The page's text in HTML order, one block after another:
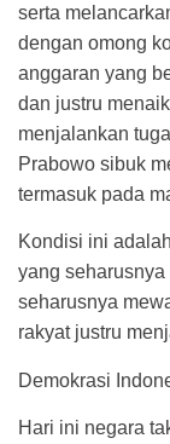
serta
dengan omong
anggaran yang
dan justru
menjalankan
Prabowo sibuk
termasuk pada
Kondisi ini
yang
seharusnya
rakyat justru
Demokrasi
Hari ini negara